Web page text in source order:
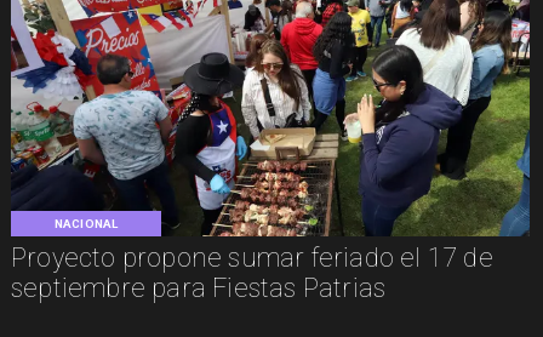
NACIONAL
Proyecto propone sumar feriado el 17 de
septiembre para Fiestas Patrias